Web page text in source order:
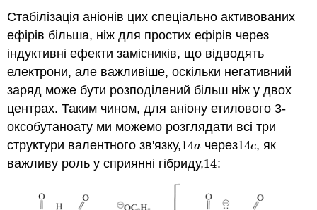
Стабілізація аніонів цих спеціально активованих
ефірів більша, ніж для простих ефірів через
індуктивні ефекти замісників, що відводять
електрони, але важливіше, оскільки негативний
заряд може бути розподілений більш ніж у двох
центрах. Таким чином, для аніону етилового 3-
оксобутаноату ми можемо розглядати всі три
структури валентного зв'язку,14a
14a через14c
14c, як
важливу роль у сприянні гібриду,14
14: